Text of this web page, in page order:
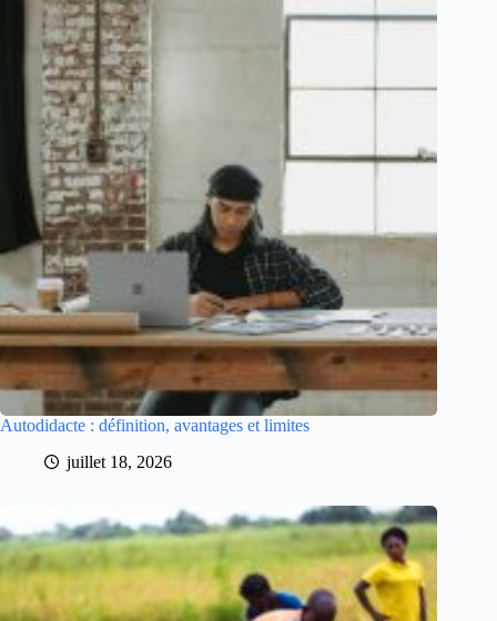
Autodidacte : définition, avantages et limites
juillet 18, 2026